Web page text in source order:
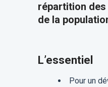
répartition
de la
L’essentiel
Pour un